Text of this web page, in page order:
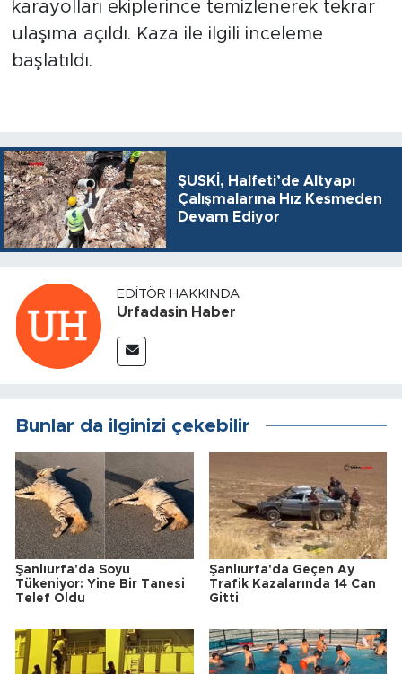
karayolları ekiplerince temizlenerek tekrar
ulaşıma açıldı. Kaza ile ilgili inceleme
başlatıldı.
ŞUSKİ, Halfeti’de Altyapı
Çalışmalarına Hız Kesmeden
Devam Ediyor
EDITÖR HAKKINDA
Urfadasin Haber
Bunlar da ilginizi çekebilir
Şanlıurfa'da Soyu
Tükeniyor: Yine Bir Tanesi
Telef Oldu
Şanlıurfa'da Geçen Ay
Trafik Kazalarında 14 Can
Gitti